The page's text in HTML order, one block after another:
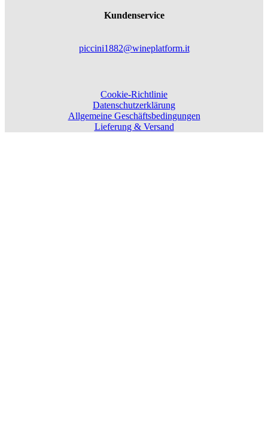
Kundenservice
piccini1882@wineplatform.it
Cookie-Richtlinie
Datenschutzerklärung
Allgemeine Geschäftsbedingungen
Lieferung & Versand